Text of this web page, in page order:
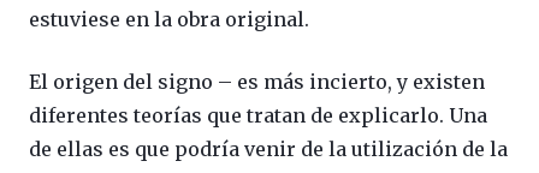
estuviese en la obra original.
El origen del signo – es más incierto, y existen
diferentes teorías que tratan de explicarlo. Una
de ellas es que podría venir de la utilización de la